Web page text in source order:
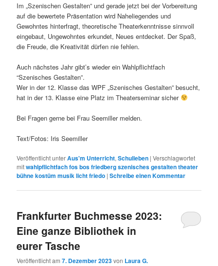
Im „Szenischen Gestalten” und gerade jetzt bei der Vorbereitung
auf die bewertete Präsentation wird Naheliegendes und
Gewohntes hinterfragt, theoretische Theaterkenntnisse sinnvoll
eingebaut, Ungewohntes erkundet, Neues entdecket. Der Spaß,
die Freude, die Kreativität dürfen nie fehlen.
Auch nächstes Jahr gibt’s wieder ein Wahlpflichtfach
“Szenisches Gestalten”.
Wer in der 12. Klasse das WPF „Szenisches Gestalten” besucht,
hat in der 13. Klasse eine Platz im Theaterseminar sicher
Bei Fragen gerne bei Frau Seemiller melden.
Text/Fotos: Iris Seemiller
Veröffentlicht unterAus'm Unterricht,Schulleben |Verschlagwortet
mitwahlpflichtfach fos bos friedberg szenisches gestalten theater
bühne kostüm musik licht friedo |Schreibe einen Kommentar
Frankfurter Buchmesse 2023:
Eine ganze Bibliothek in
eurer Tasche
Veröffentlicht am7. Dezember 2023von Laura G.